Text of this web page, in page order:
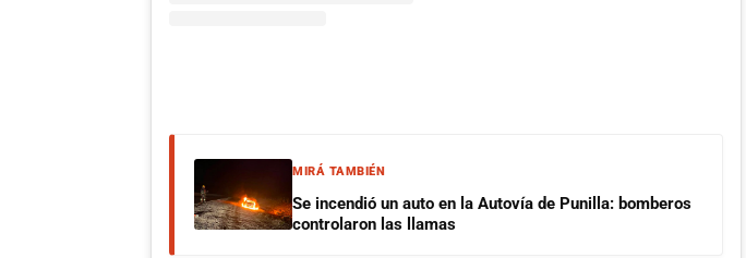
MIRÁ TAMBIÉN
Se incendió un auto en la Autovía de Punilla: bomberos
controlaron las llamas